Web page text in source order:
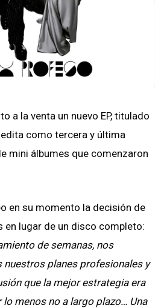
a la venta un nuevo EP, titulado
edita como tercera y última
mini álbumes que comenzaron
en su momento la decisión de
en lugar de un disco completo:
de semanas, nos
planes profesionales y
que la mejor estrategia era
lo menos no a largo plazo… Una